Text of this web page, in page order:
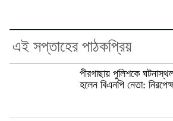
এই সপ্তাহের পাঠকপ্রিয়
পীরগাছায় পুলিশকে
হলেন বিএনপি নেতা: